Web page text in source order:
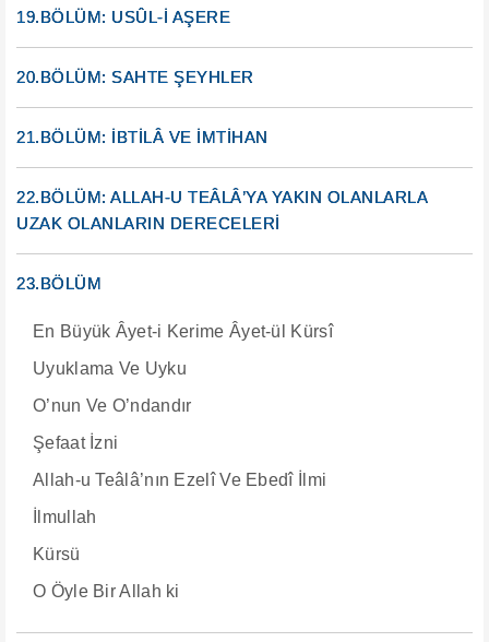
19.BÖLÜM: USÛL-İ AŞERE
20.BÖLÜM: SAHTE ŞEYHLER
21.BÖLÜM: İBTİLÂ VE İMTİHAN
22.BÖLÜM: ALLAH-U TEÂLÂ’YA YAKIN OLANLARLA
UZAK OLANLARIN DERECELERİ
23.BÖLÜM
En Büyük Âyet-i Kerime Âyet-ül Kürsî
Uyuklama Ve Uyku
O’nun Ve O’ndandır
Şefaat İzni
Allah-u Teâlâ’nın Ezelî Ve Ebedî İlmi
İlmullah
Kürsü
O Öyle Bir Allah ki